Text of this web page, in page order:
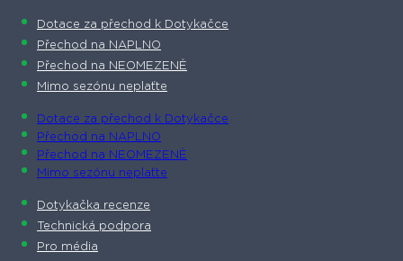
Dotace za přechod k Dotykačce
Přechod na NAPLNO
Přechod na NEOMEZENĚ
Mimo sezónu neplaťte
Dotace za přechod k Dotykačce
Přechod na NAPLNO
Přechod na NEOMEZENĚ
Mimo sezónu neplaťte
Dotykačka recenze
Technická podpora
Pro média